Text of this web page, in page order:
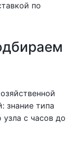
по
знание типа
узла с часов до